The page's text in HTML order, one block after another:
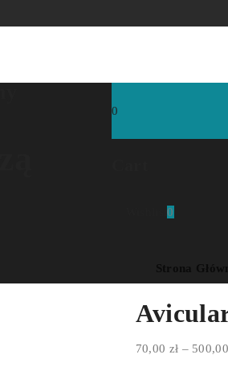
0
Wishlist0
70,00 zł –